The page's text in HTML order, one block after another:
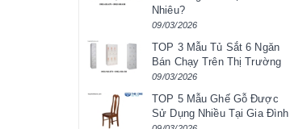
Nhiêu?
09/03/2026
TOP 3 Mẫu Tủ Sắt 6 Ngăn
Bán Chạy Trên Thị Trường
09/03/2026
TOP 5 Mẫu Ghế Gỗ Được
Sử Dụng Nhiều Tại Gia Đình